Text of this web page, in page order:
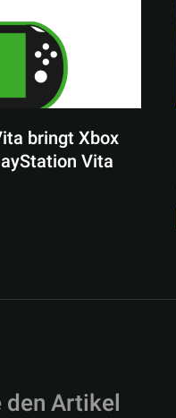
bringt Xbox
Vita
den Artikel